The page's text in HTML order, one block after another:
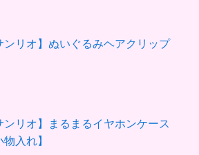
ンリオ】ぬいぐるみヘアクリップ
ンリオ】まるまるイヤホンケース
物入れ】